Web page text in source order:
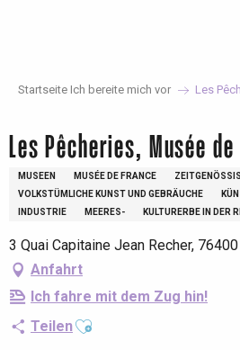
Startseite Ich bereite mich vor Les
Les Pêcheries, Musée de
MUSEEN MUSÉE DE FRANCE
VOLKSTÜMLICHE KUNST UND GEBRÄUCHE
INDUSTRIE
MEERES- KULTURERBE IN DER
3 Quai Capitaine Jean Recher,
Anfahrt
Ich fahre mit dem Zug hin!
TeilenAjouter aux favoris